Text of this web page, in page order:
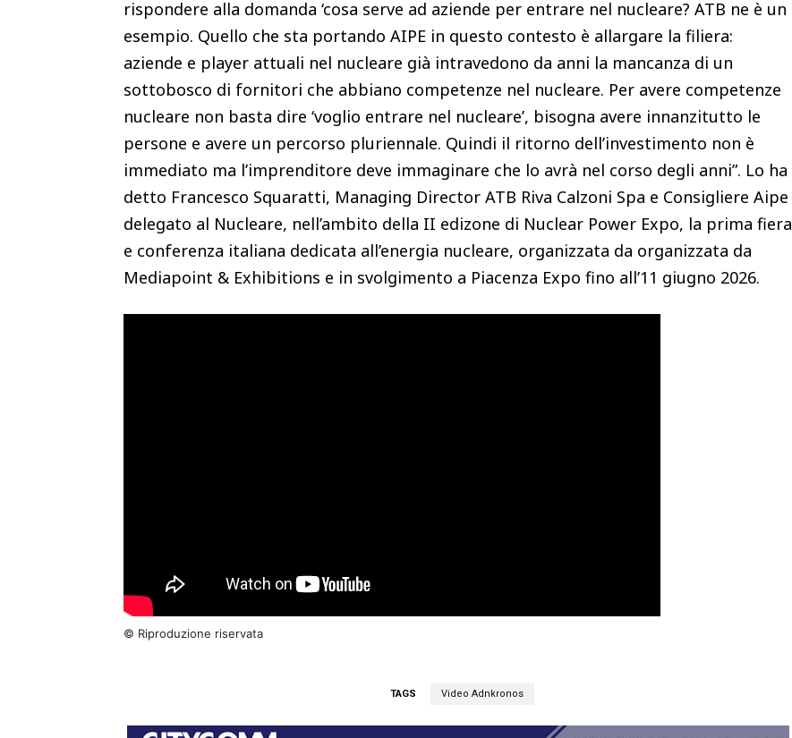
rispondere alla domanda ‘cosa serve ad aziende per entrare nel nucleare? ATB ne è un
esempio. Quello che sta portando AIPE in questo contesto è allargare la filiera:
aziende e player attuali nel nucleare già intravedono da anni la mancanza di un
sottobosco di fornitori che abbiano competenze nel nucleare. Per avere competenze
nucleare non basta dire ‘voglio entrare nel nucleare’, bisogna avere innanzitutto le
persone e avere un percorso pluriennale. Quindi il ritorno dell’investimento non è
immediato ma l’imprenditore deve immaginare che lo avrà nel corso degli anni”. Lo ha
detto Francesco Squaratti, Managing Director ATB Riva Calzoni Spa e Consigliere Aipe
delegato al Nucleare, nell’ambito della II edizone di Nuclear Power Expo, la prima fiera
e conferenza italiana dedicata all’energia nucleare, organizzata da organizzata da
Mediapoint & Exhibitions e in svolgimento a Piacenza Expo fino all’11 giugno 2026.
© Riproduzione riservata
TAGS Video Adnkronos